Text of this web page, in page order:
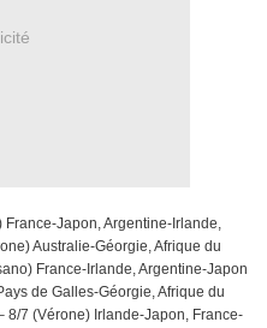
Japon, Argentine-Irlande,
Australie-Géorgie, Afrique du
France-Irlande, Argentine-Japon
de Galles-Géorgie, Afrique du
8/7 (Vérone) Irlande-Japon, France-